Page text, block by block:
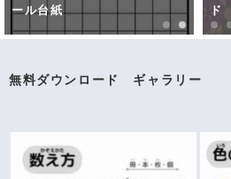
ール台紙
ド
無料ダウンロード ギャラリー